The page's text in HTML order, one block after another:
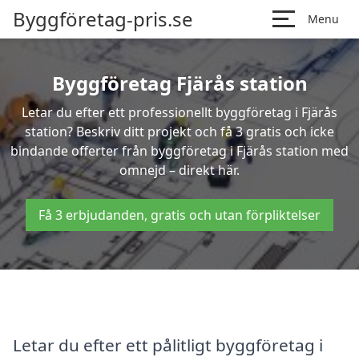
Byggföretag-pris.se Menu
Byggföretag Fjärås station
Letar du efter ett professionellt byggföretag i Fjärås
station? Beskriv ditt projekt och få 3 gratis och icke
bindande offerter från byggföretag i Fjärås station med
omnejd – direkt här.
Få 3 erbjudanden, gratis och utan förpliktelser
Letar du efter ett pålitligt byggföretag i